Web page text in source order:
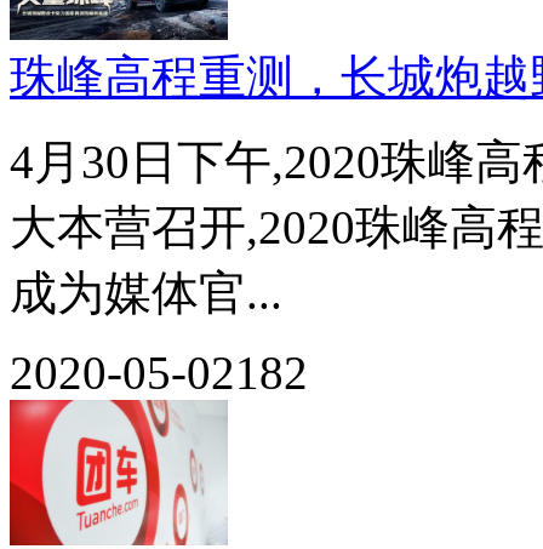
珠峰高程重测，长城炮越
4月30日下午,2020珠峰
大本营召开,2020珠峰高
成为媒体官...
2020-05-02182